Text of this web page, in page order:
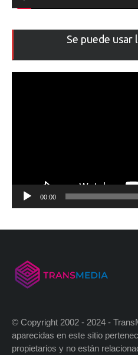
Se puede usar
00:00
© Copyright 2002 - 2024 -
aparecidas en este sitio
propietarios y no están